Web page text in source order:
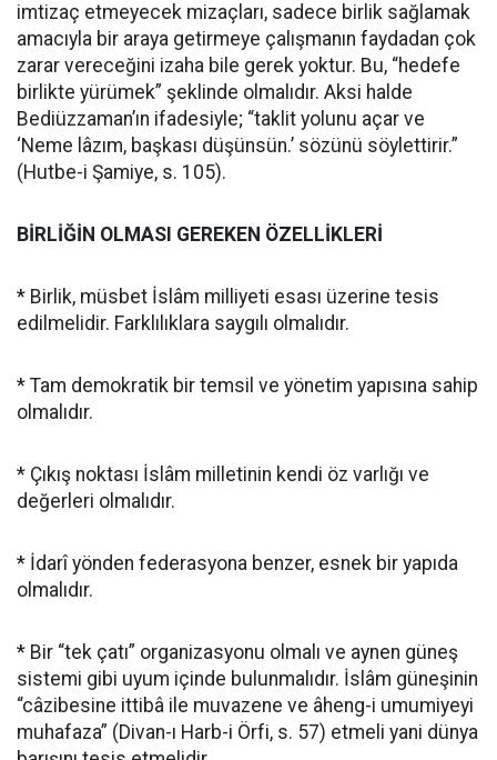
imtizaç etmeyecek mizaçları, sadece birlik sağlamak
amacıyla bir araya getirmeye çalışmanın faydadan çok
zarar vereceğini izaha bile gerek yoktur. Bu, “hedefe
birlikte yürümek” şeklinde olmalıdır. Aksi halde
Bediüzzaman’ın ifadesiyle; “taklit yolunu açar ve
‘Neme lâzım, başkası düşünsün.’ sözünü söylettirir.”
(Hutbe-i Şamiye, s. 105).
BİRLİĞİN OLMASI GEREKEN ÖZELLİKLERİ
* Birlik, müsbet İslâm milliyeti esası üzerine tesis
edilmelidir. Farklılıklara saygılı olmalıdır.
* Tam demokratik bir temsil ve yönetim yapısına sahip
olmalıdır.
* Çıkış noktası İslâm milletinin kendi öz varlığı ve
değerleri olmalıdır.
* İdarî yönden federasyona benzer, esnek bir yapıda
olmalıdır.
* Bir “tek çatı” organizasyonu olmalı ve aynen güneş
sistemi gibi uyum içinde bulunmalıdır. İslâm güneşinin
“câzibesine ittibâ ile muvazene ve âheng-i umumiyeyi
muhafaza” (Divan-ı Harb-i Örfi, s. 57) etmeli yani dünya